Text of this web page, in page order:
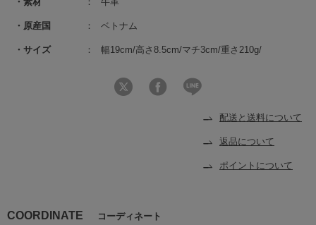
原産国 ベトナム
サイズ 幅19cm/高さ8.5cm/マチ3cm/重さ210g/
配送と送料について
返品について
ポイントについて
COORDINATE コーディネート